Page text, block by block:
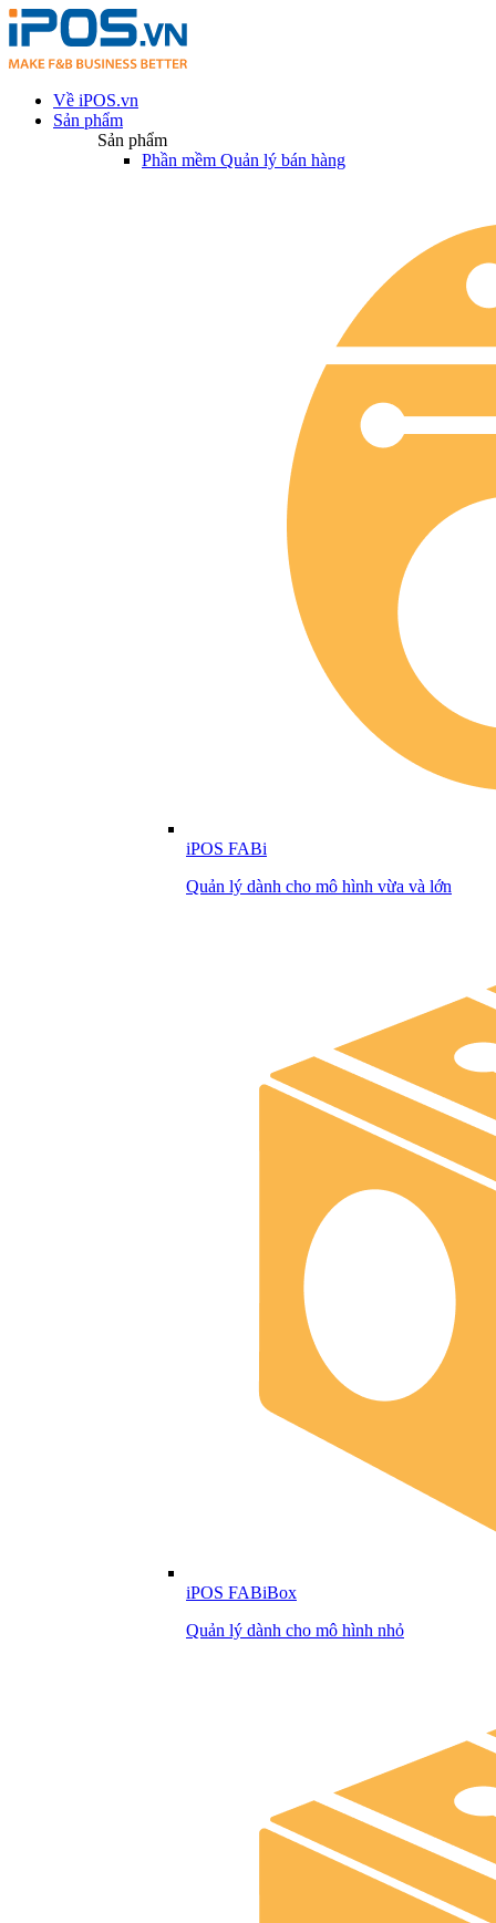
Về iPOS.vn
Sản phẩm
Sản phẩm
Phần mềm Quản lý bán hàng
iPOS FABi
Quản lý dành cho mô hình vừa và lớn
iPOS FABiBox
Quản lý dành cho mô hình nhỏ